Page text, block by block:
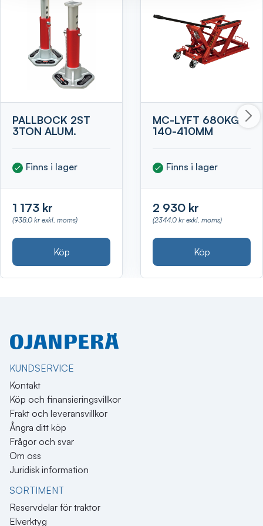
PALLBOCK 2ST
3TON ALUM.
Finns i lager
1 173 kr
(938.0 kr exkl. moms)
Köp
MC-LYFT 680KG
140-410MM
Finns i lager
2 930 kr
(2344.0 kr exkl. moms)
Köp
KUNDSERVICE
Kontakt
Köp och finansieringsvillkor
Frakt och leveransvillkor
Ångra ditt köp
Frågor och svar
Om oss
Juridisk information
SORTIMENT
Reservdelar för traktor
Elverktyg